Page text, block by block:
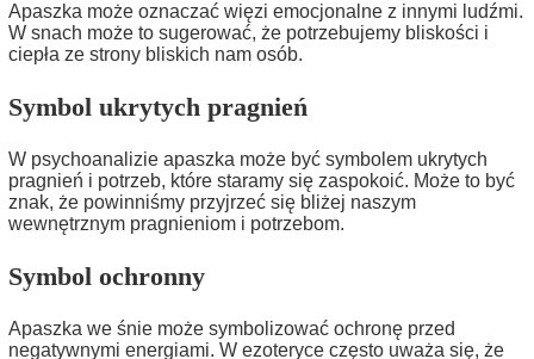
Apaszka może oznaczać więzi emocjonalne z innymi ludźmi.
W snach może to sugerować, że potrzebujemy bliskości i
ciepła ze strony bliskich nam osób.
Symbol ukrytych pragnień
W psychoanalizie apaszka może być symbolem ukrytych
pragnień i potrzeb, które staramy się zaspokoić. Może to być
znak, że powinniśmy przyjrzeć się bliżej naszym
wewnętrznym pragnieniom i potrzebom.
Symbol ochronny
Apaszka we śnie może symbolizować ochronę przed
negatywnymi energiami. W ezoteryce często uważa się, że